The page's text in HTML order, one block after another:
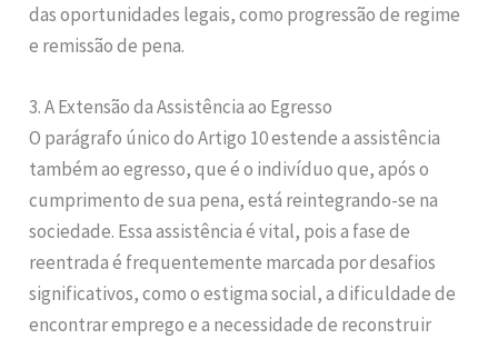
das oportunidades legais, como progressão de regime
e remissão de pena.
3. A Extensão da Assistência ao Egresso
O parágrafo único do Artigo 10 estende a assistência
também ao egresso, que é o indivíduo que, após o
cumprimento de sua pena, está reintegrando-se na
sociedade. Essa assistência é vital, pois a fase de
reentrada é frequentemente marcada por desafios
significativos, como o estigma social, a dificuldade de
encontrar emprego e a necessidade de reconstruir